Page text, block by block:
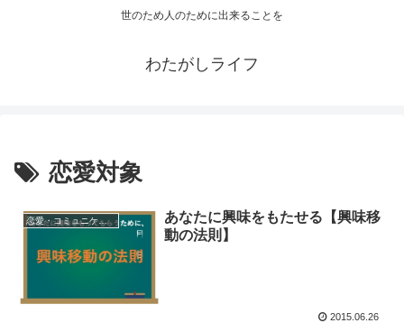
世のため人のために出来ることを
わたがしライフ
恋愛対象
恋愛・コミュニケーション
あなたに興味をもたせる【興味移
動の法則】
2015.06.26